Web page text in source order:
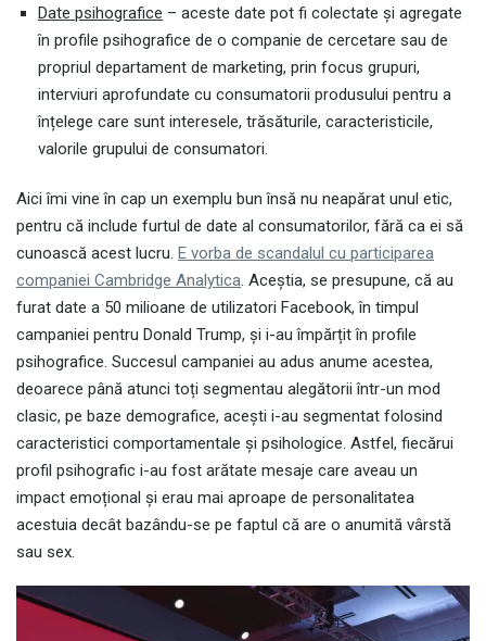
Date psihografice – aceste date pot fi colectate și agregate
în profile psihografice de o companie de cercetare sau de
propriul departament de marketing, prin focus grupuri,
interviuri aprofundate cu consumatorii produsului pentru a
înțelege care sunt interesele, trăsăturile, caracteristicile,
valorile grupului de consumatori.
Aici îmi vine în cap un exemplu bun însă nu neapărat unul etic,
pentru că include furtul de date al consumatorilor, fără ca ei să
cunoască acest lucru. E vorba de scandalul cu participarea
companiei Cambridge Analytica. Aceștia, se presupune, că au
furat date a 50 milioane de utilizatori Facebook, în timpul
campaniei pentru Donald Trump, și i-au împărțit în profile
psihografice. Succesul campaniei au adus anume acestea,
deoarece până atunci toți segmentau alegătorii într-un mod
clasic, pe baze demografice, acești i-au segmentat folosind
caracteristici comportamentale și psihologice. Astfel, fiecărui
profil psihografic i-au fost arătate mesaje care aveau un
impact emoțional și erau mai aproape de personalitatea
acestuia decât bazându-se pe faptul că are o anumită vârstă
sau sex.